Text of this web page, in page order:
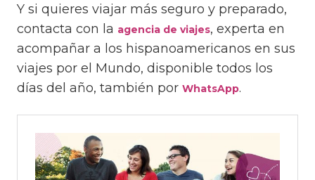
Y si quieres viajar más seguro y preparado,
contacta con la agencia de viajes, experta en
acompañar a los hispanoamericanos en sus
viajes por el Mundo, disponible todos los
días del año, también por WhatsApp.